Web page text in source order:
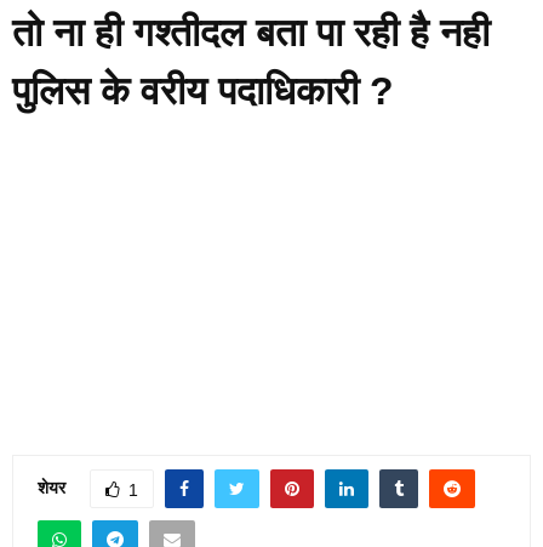
तो ना ही गश्तीदल बता पा रही है नही
पुलिस के वरीय पदाधिकारी ?
शेयर 1